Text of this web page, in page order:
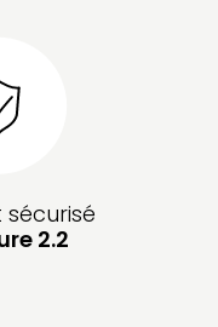
2.2